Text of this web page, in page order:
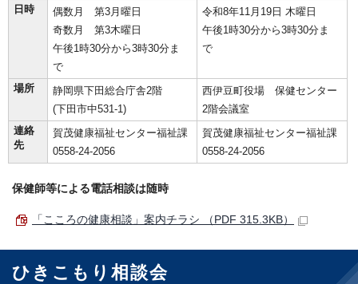
日時
偶数月 第3月曜日
奇数月 第3木曜日
午後1時30分から3時30分ま
で
令和8年11月19日 木曜日
午後1時30分から3時30分ま
で
場所
静岡県下田総合庁舎2階
(下田市中531-1)
西伊豆町役場 保健センター
2階会議室
連絡
先
賀茂健康福祉センター福祉課
0558-24-2056
賀茂健康福祉センター福祉課
0558-24-2056
保健師等による電話相談は随時
「こころの健康相談」案内チラシ （PDF 315.3KB）
ひきこもり相談会